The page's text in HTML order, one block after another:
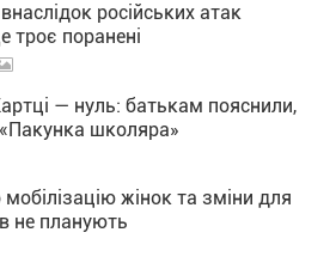
російських атак
троє поранені
— нуль: батькам пояснили,
школяра»
жінок та зміни для
не планують